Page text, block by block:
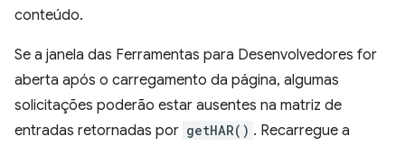
conteúdo.
Se a janela das Ferramentas para Desenvolvedores for
aberta após o carregamento da página, algumas
solicitações poderão estar ausentes na matriz de
entradas retornadas por getHAR() . Recarregue a